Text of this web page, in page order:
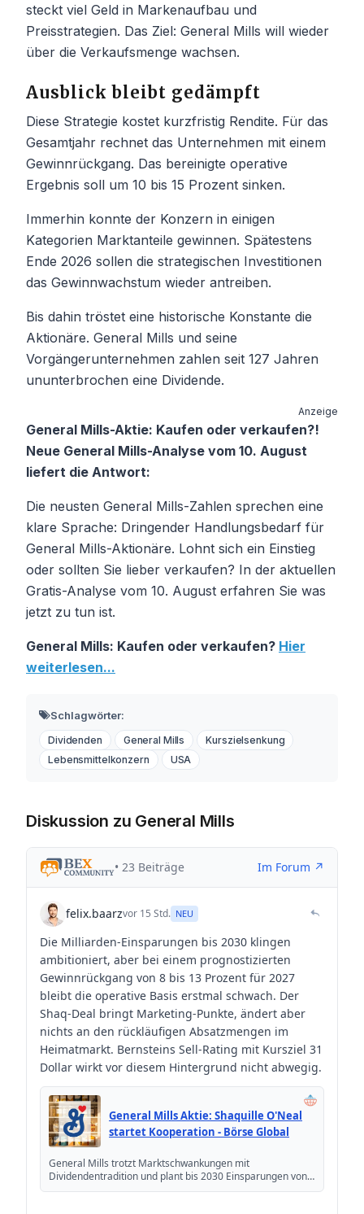
steckt viel Geld in Markenaufbau und
Preisstrategien. Das Ziel: General Mills will wieder
über die Verkaufsmenge wachsen.
Ausblick bleibt gedämpft
Diese Strategie kostet kurzfristig Rendite. Für das
Gesamtjahr rechnet das Unternehmen mit einem
Gewinnrückgang. Das bereinigte operative
Ergebnis soll um 10 bis 15 Prozent sinken.
Immerhin konnte der Konzern in einigen
Kategorien Marktanteile gewinnen. Spätestens
Ende 2026 sollen die strategischen Investitionen
das Gewinnwachstum wieder antreiben.
Bis dahin tröstet eine historische Konstante die
Aktionäre. General Mills und seine
Vorgängerunternehmen zahlen seit 127 Jahren
ununterbrochen eine Dividende.
Anzeige
General Mills-Aktie: Kaufen oder verkaufen?!
Neue General Mills-Analyse vom 10. August
liefert die Antwort:
Die neusten General Mills-Zahlen sprechen eine
klare Sprache: Dringender Handlungsbedarf für
General Mills-Aktionäre. Lohnt sich ein Einstieg
oder sollten Sie lieber verkaufen? In der aktuellen
Gratis-Analyse vom 10. August erfahren Sie was
jetzt zu tun ist.
General Mills: Kaufen oder verkaufen? Hier
weiterlesen...
Schlagwörter:
Dividenden General Mills
Kurszielsenkung
Lebensmittelkonzern
USA
Diskussion zu General Mills